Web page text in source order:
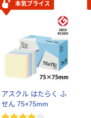
本気プライス
アスクル はたらく ふ
せん 75×75mm